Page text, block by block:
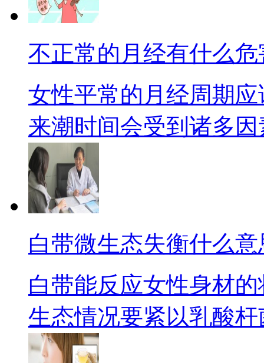
不正常的月经有什么危
女性平常的月经周期
来潮时间会受到诸多因
白带微生态失衡什么意
白带能反应女性身材
生态情况要紧以乳酸杆